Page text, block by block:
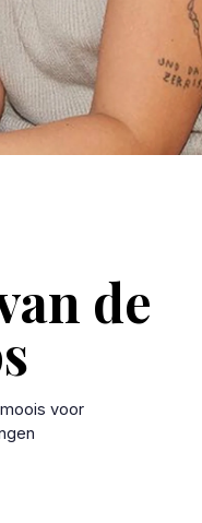
de
voor